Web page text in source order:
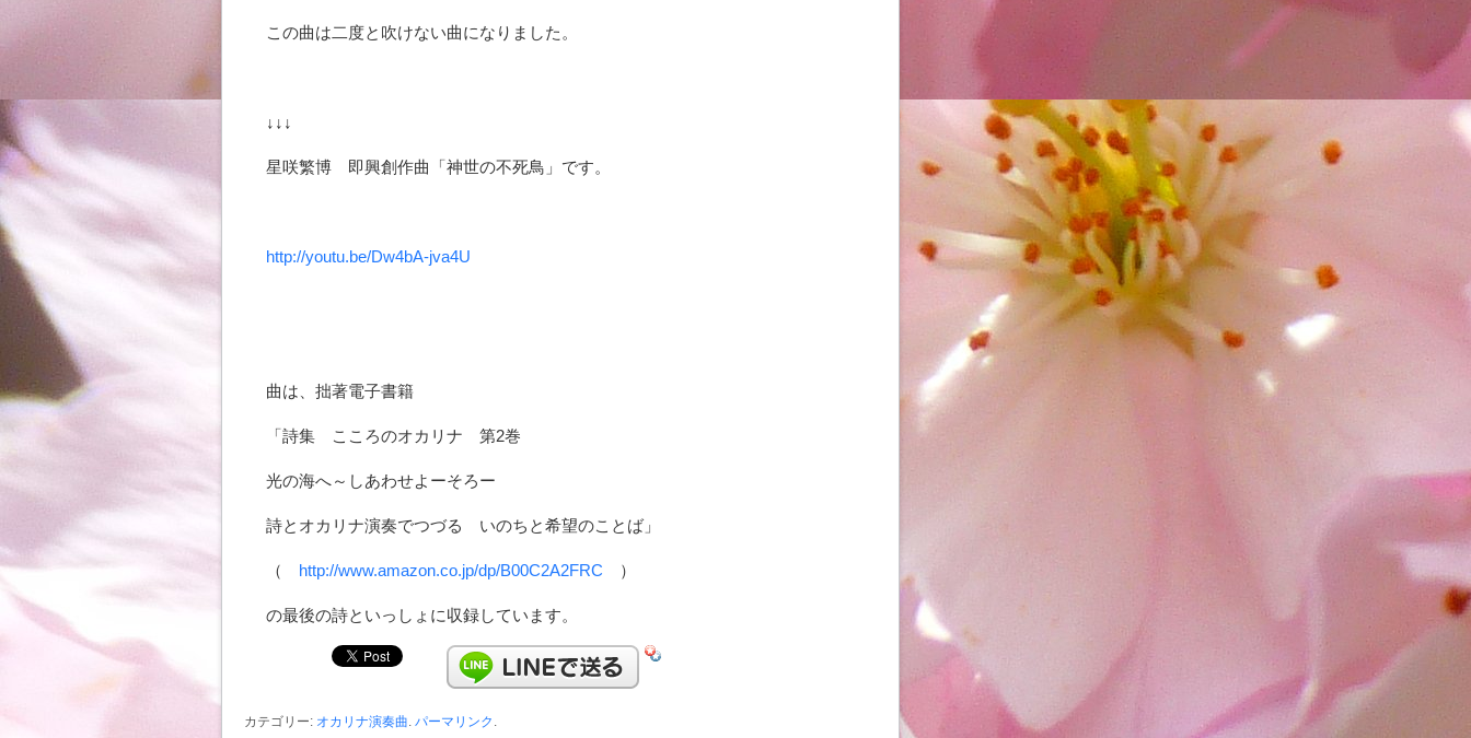
この曲は二度と吹けない曲になりました。
↓↓↓
星咲繁博 即興創作曲「神世の不死鳥」です。
http://youtu.be/Dw4bA-jva4U
曲は、拙著電子書籍
「詩集 こころのオカリナ 第2巻
光の海へ～しあわせよーそろー
詩とオカリナ演奏でつづる いのちと希望のことば」
（
http://www.amazon.co.jp/dp/B00C2A2FRC
）
の最後の詩といっしょに収録しています。
カテゴリー: オカリナ演奏曲. パーマリンク .